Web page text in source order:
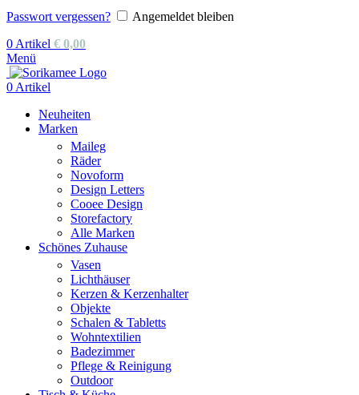
Passwort vergessen?
Angemeldet bleiben
0 Artikel € 0,00
Menü
0 Artikel
Neuheiten
Marken
Maileg
Räder
Novoform
Design Letters
Cooee Design
Storefactory
Alle Marken
Schönes Zuhause
Vasen
Lichthäuser
Kerzen & Kerzenhalter
Objekte
Schalen & Tabletts
Wohntextilien
Badezimmer
Pflege & Reinigung
Outdoor